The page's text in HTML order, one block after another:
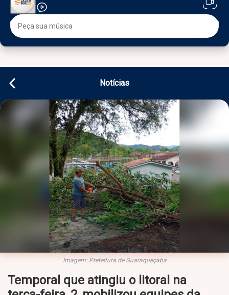
Notícias
Imagem: Prefeitura de Guaraqueçaba
Temporal que atingiu o litoral na